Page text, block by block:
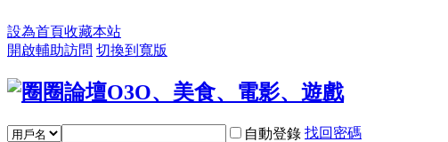
設為首頁收藏本站
開啟輔助訪問 切換到寬版
自動登錄 找回密碼